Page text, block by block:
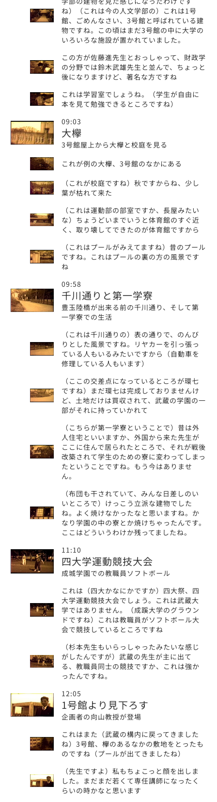
ね）（これは今の人文学部の）これは1号
館、ごめんなさい、3号館と呼ばれている建
物ですね。この頃はまだ3号館の中に大学の
いろいろな施設が置かれていました。
この方が佐藤進先生とおっしゃって、財政学
の分野では鈴木武雄先生と並んで、ちょっと
後になりますけど、著名な方ですね
これは学習室でしょうね。（学生が自由に
本を見て勉強できるところですね）
09:03
大欅
3号館屋上から大欅と校庭を見る
これが例の大欅、3号館のなかにある
（これが校庭ですね）秋ですからね、少し
葉が枯れて来た
（これは運動部の部室ですか、長屋みたい
な）ちょうどいまでいうと体育館のすぐ近
く、取り壊してできたのが体育館ですから
（これはプールがみえてますね）昔のプール
ですね。これはプールの裏の方の風景です
ね
09:58
千川通りと第一学寮
豊玉陸橋が出来る前の千川通り、そして第
一学寮での生活
（これは千川通りの）表の通りで、のんび
りとした風景ですね。リヤカーを引っ張っ
ている人もいるみたいですから（自動車を
修理している人もいます）
（ここの交差点になっているところが環七
ですね）まだ環七は完成しておりませんけ
ど、土地だけは買収されて、武蔵の学園の一
部がそれに持っていかれて
（こちらが第一学寮ということで）昔は外
人住宅といいますか、外国から来た先生が
ここに住んで居られたところで、それが戦後
改築されて学生のための寮に変わってしまっ
たということですね。もう今はありませ
ん。
（布団も干されていて、みんな日差しのい
いところで）けっこう立派な建物でした
ね。よく焼けなかったなと思いますね。か
なり学園の中の寮とか焼けちゃったんです。
ここはどういうわけか残ってましたね。
11:10
四大学運動競技大会
成城学園での教職員ソフトボール
これは（四大かなにかですか）四大祭、四
大学運動競技大会でしょう。これは武蔵大
学ではありません。（成蹊大学のグラウン
ドですね）これは教職員がソフトボール大
会で競技しているところですね
（杉本先生もいらっしゃったみたいな感じ
がしたんですが）武蔵の先生が主に出て
る、教職員同士の競技ですか、これは強か
ったんですね。
12:05
1号館より見下ろす
企画者の向山教授が登場
これはまた（武蔵の構内に戻ってきました
ね）3号館、欅のあるなかの敷地をとったも
のですね（プールが出てきましたね）
（先生ですよ）私もちょこっと顔を出しま
した。まだまだ若くて専任講師になったく
らいの時かなと思います